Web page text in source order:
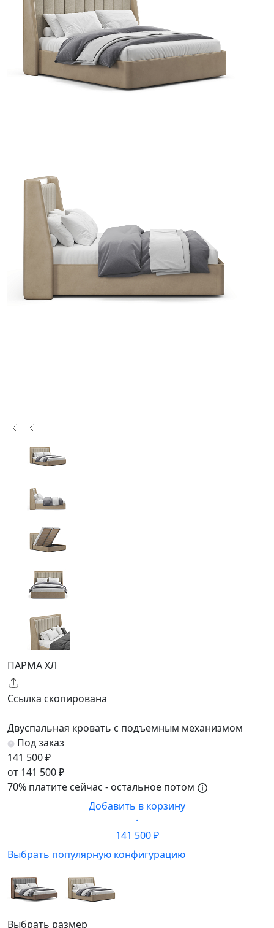
ПАРМА ХЛ
Ссылка скопирована
Двуспальная кровать с подъемным механизмом
Под заказ
141 500 ₽
от 141 500 ₽
70% платите сейчас - остальное потом
Добавить в корзину
·
141 500 ₽
Выбрать популярную конфигурацию
Выбрать размер